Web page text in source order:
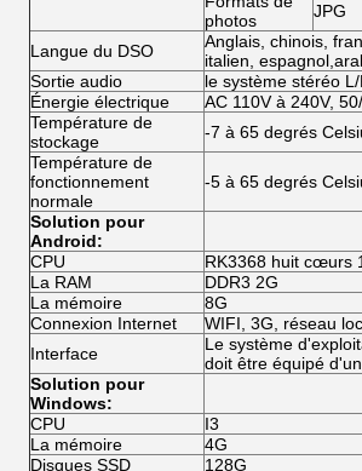
photos
JPG
Langue du DSO
Anglais, chinois,
italien,
Sortie audio
le système stéréo
Énergie électrique
AC 110V à 240V,
Température de
stockage
-7 à 65 degrés
Température de
fonctionnement
normale
-5 à 65 degrés
Solution pour
Android:
CPU
RK3368 huit cœurs
La RAM
DDR3 2G
La mémoire
8G
Connexion Internet
WIFI, 3G, réseau
Interface
Le système
doit être équipé
Solution pour
Windows:
CPU
I3
La mémoire
4G
Disques SSD
128G